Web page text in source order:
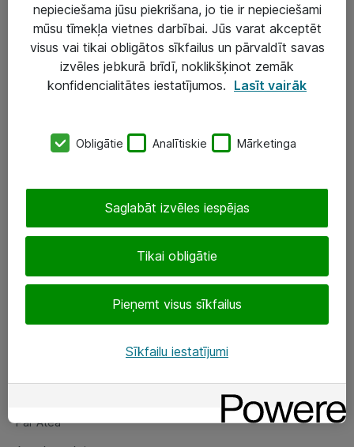
IT infrastruktūra
Darba vietu IT risinājumi
Serveri un datu centri
SIA „ATEA”
eShop@atea.lv
Sekojiet mums
Par Atea
Par Atea
nepieciešama jūsu piekrišana, jo tie ir nepieciešami
mūsu tīmekļa vietnes darbībai. Jūs varat akceptēt
visus vai tikai obligātos sīkfailus un pārvaldīt savas
izvēles jebkurā brīdī, noklikšķinot zemāk
konfidencialitātes iestatījumos. Lasīt vairāk
Obligātie Analītiskie Mārketinga
Tikai obligātie
Pieņemt visus sīkfailus
Saglabāt izvēles iespējas
Sīkfailu iestatījumi